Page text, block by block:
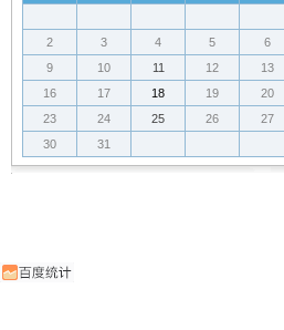
2
3 4 5 6
9
10 11 12 13
16
17 18 19 20
23
24 25 26 27
30
31